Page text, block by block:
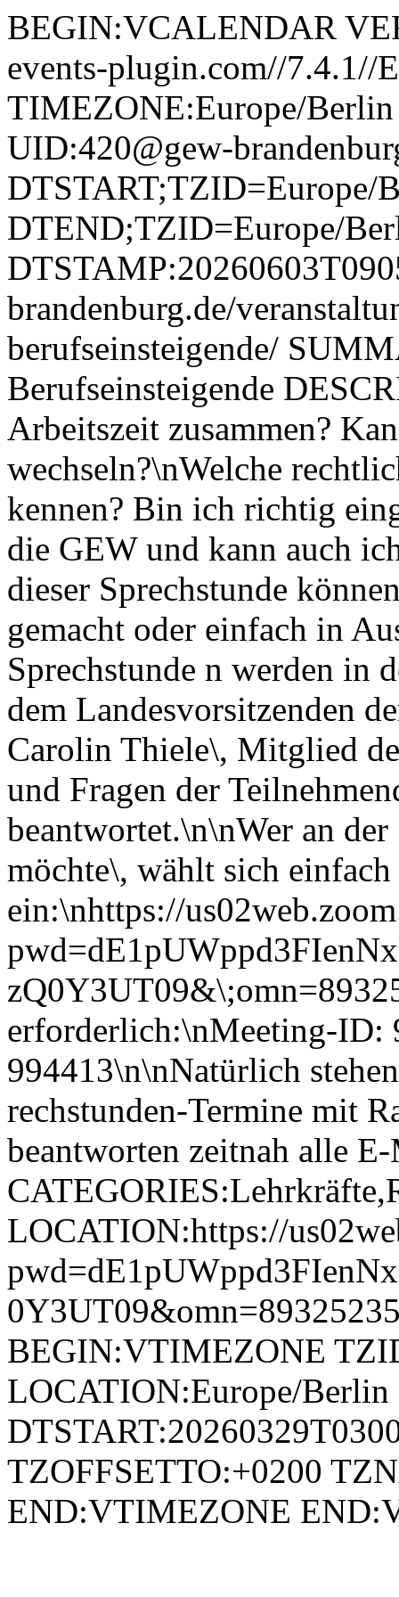
BEGIN:VCALENDAR
events-plugin.com//
TIMEZONE:Europe/
UID:420@gew-
DTSTART;TZID=Europe/
DTEND;TZID=Europe/
brandenburg.de/
berufseinsteigende/
Berufseinsteigende
Arbeitszeit zusammen?
wechseln?\nWelche
kennen? Bin ich richtig
die GEW und kann auch
dieser Sprechstunde
gemacht oder einfach in
Sprechstunde n werden in
dem Landesvorsitzenden
Carolin Thiele\, Mitglied
und Fragen der
beantwortet.\n\nWer an
möchte\, wählt sich
ein:\nhttps://
erforderlich:\nMeeting-ID:
994413\n\nNatürlich
rechstunden-Termine mit
beantworten zeitnah alle
LOCATION:https://
BEGIN:VTIMEZONE
LOCATION:Europe/
TZOFFSETTO:+0200
END:VTIMEZONE